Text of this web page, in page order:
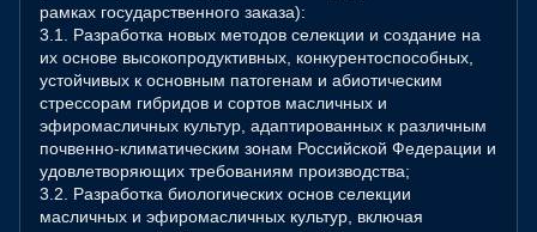
рамках государственного заказа):
3.1. Разработка новых методов селекции и создание на
их основе высокопродуктивных, конкурентоспособных,
устойчивых к основным патогенам и абиотическим
стрессорам гибридов и сортов масличных и
эфиромасличных культур, адаптированных к различным
почвенно-климатическим зонам Российской Федерации и
удовлетворяющих требованиям производства;
3.2. Разработка биологических основ селекции
масличных и эфиромасличных культур, включая